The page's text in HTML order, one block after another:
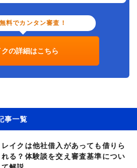
料でカンタン審査！
クの詳細はこちら
事一覧
レイクは他社借入があっても借りら
れる？体験談を交え審査基準につい